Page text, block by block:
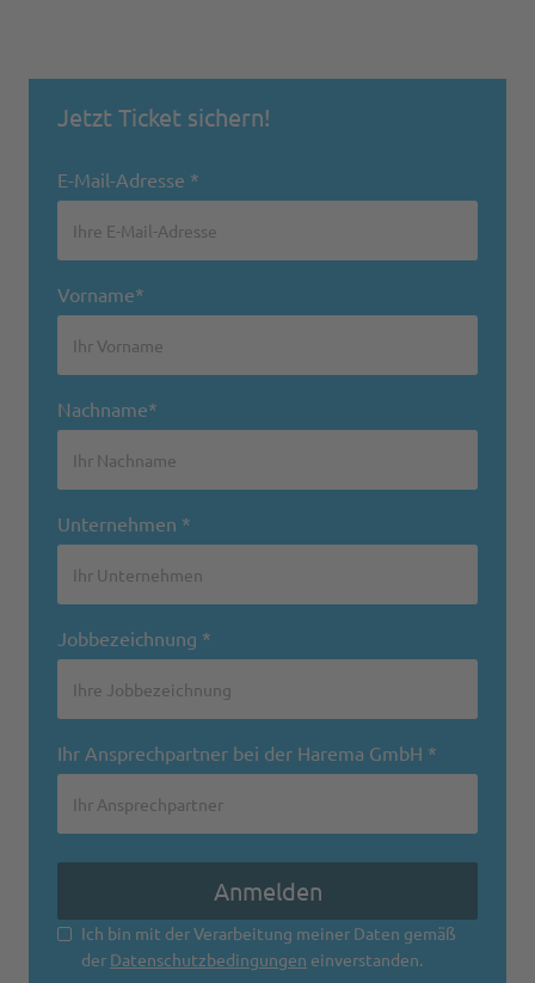
Jetzt Ticket sichern!
E-Mail-Adresse *
Vorname*
Nachname*
Unternehmen *
Jobbezeichnung *
Ihr Ansprechpartner bei der Harema GmbH *
Ich bin mit der Verarbeitung meiner Daten gemäß
der Datenschutzbedingungen einverstanden.